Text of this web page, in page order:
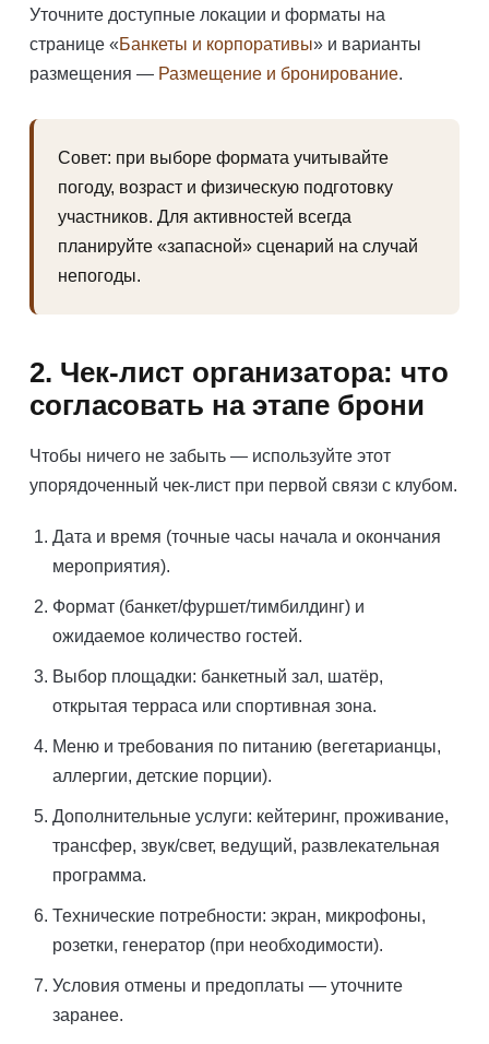
Уточните доступные локации и форматы на
странице «Банкеты и корпоративы» и варианты
размещения — Размещение и бронирование.
Совет: при выборе формата учитывайте
погоду, возраст и физическую подготовку
участников. Для активностей всегда
планируйте «запасной» сценарий на случай
непогоды.
2. Чек‑лист организатора: что
согласовать на этапе брони
Чтобы ничего не забыть — используйте этот
упорядоченный чек‑лист при первой связи с клубом.
Дата и время (точные часы начала и окончания
мероприятия).
Формат (банкет/фуршет/тимбилдинг) и
ожидаемое количество гостей.
Выбор площадки: банкетный зал, шатёр,
открытая терраса или спортивная зона.
Меню и требования по питанию (вегетарианцы,
аллергии, детские порции).
Дополнительные услуги: кейтеринг, проживание,
трансфер, звук/свет, ведущий, развлекательная
программа.
Технические потребности: экран, микрофоны,
розетки, генератор (при необходимости).
Условия отмены и предоплаты — уточните
заранее.